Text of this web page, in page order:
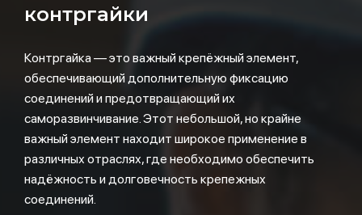
контргайки
Контргайка — это важный крепёжный элемент,
обеспечивающий дополнительную фиксацию
соединений и предотвращающий их
саморазвинчивание. Этот небольшой, но крайне
важный элемент находит широкое применение в
различных отраслях, где необходимо обеспечить
надёжность и долговечность крепежных
соединений.